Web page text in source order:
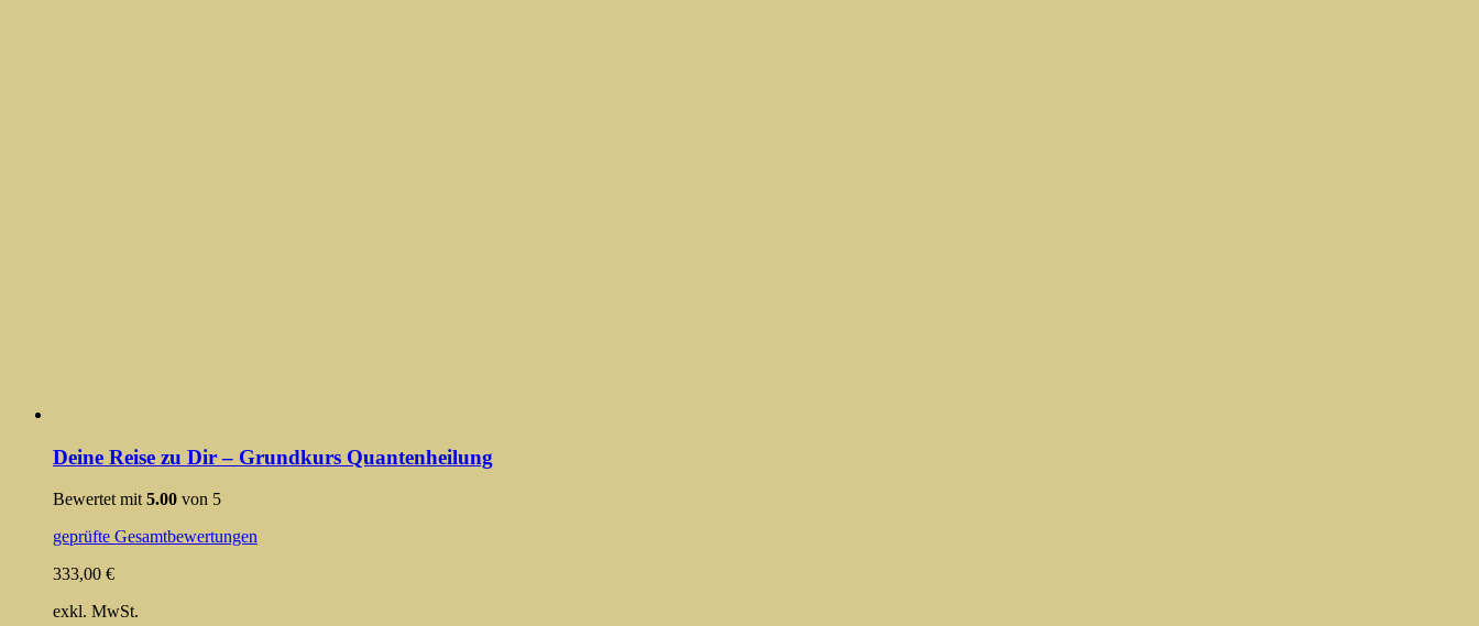
Deine Reise zu Dir – Grundkurs Quantenheilung
Bewertet mit 5.00 von 5
geprüfte Gesamtbewertungen
333,00 €
exkl. MwSt.